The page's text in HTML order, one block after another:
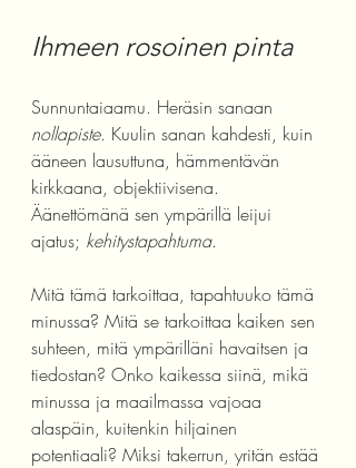
Ihmeen rosoinen pinta
Sunnuntaiaamu. Heräsin sanaan
nollapiste. Kuulin sanan kahdesti, kuin
ääneen lausuttuna, hämmentävän
kirkkaana, objektiivisena.
Äänettömänä sen ympärillä leijui
ajatus; kehitystapahtuma.
Mitä tämä tarkoittaa, tapahtuuko tämä
minussa? Mitä se tarkoittaa kaiken sen
suhteen, mitä ympärilläni havaitsen ja
tiedostan? Onko kaikessa siinä, mikä
minussa ja maailmassa vajoaa
alaspäin, kuitenkin hiljainen
potentiaali? Miksi takerrun, yritän estää